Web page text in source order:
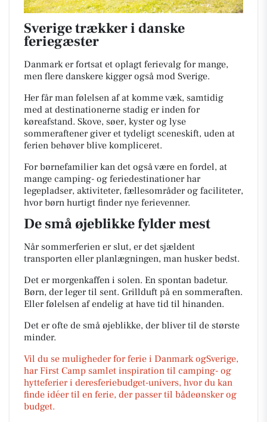
Sverige trækker i danske
feriegæster
Danmark er fortsat et oplagt ferievalg for mange,
men flere danskere kigger også mod Sverige.
Her får man følelsen af at komme væk, samtidig
med at destinationerne stadig er inden for
køreafstand. Skove, søer, kyster og lyse
sommeraftener giver et tydeligt sceneskift, uden at
ferien behøver blive kompliceret.
For børnefamilier kan det også være en fordel, at
mange camping- og feriedestinationer har
legepladser, aktiviteter, fællesområder og faciliteter,
hvor børn hurtigt finder nye ferievenner.
De små øjeblikke fylder mest
Når sommerferien er slut, er det sjældent
transporten eller planlægningen, man husker bedst.
Det er morgenkaffen i solen. En spontan badetur.
Børn, der leger til sent. Grillduft på en sommeraften.
Eller følelsen af endelig at have tid til hinanden.
Det er ofte de små øjeblikke, der bliver til de største
minder.
Vil du se muligheder for ferie i Danmark ogSverige,
har First Camp samlet inspiration til camping- og
hytteferier i deresferiebudget-univers, hvor du kan
finde idéer til en ferie, der passer til bådeønsker og
budget.